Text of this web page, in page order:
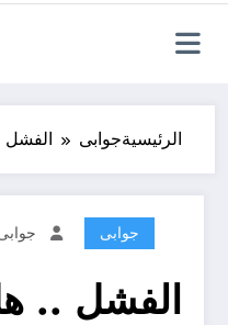
الرئيسيةجوابى
جوابى
الفشل ..